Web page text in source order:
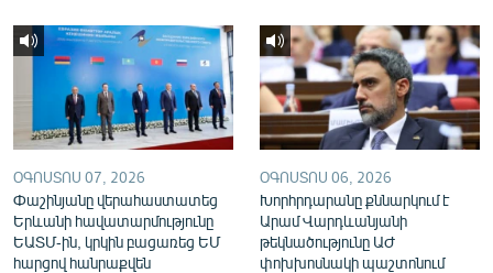
ՕԳՈՍՏՈՍ 07, 2026
Փաշինյանը վերահաստատեց
Երևանի հավատարմությունը
ԵԱՏՄ-ին, կրկին բացառեց ԵՄ
հարցով հանրաքվեն
ՕԳՈՍՏՈՍ 06, 2026
Խորհրդարանը քննարկում է
Արամ Վարդևանյանի
թեկնածությունը ԱԺ
փոխխոսնակի պաշտոնում